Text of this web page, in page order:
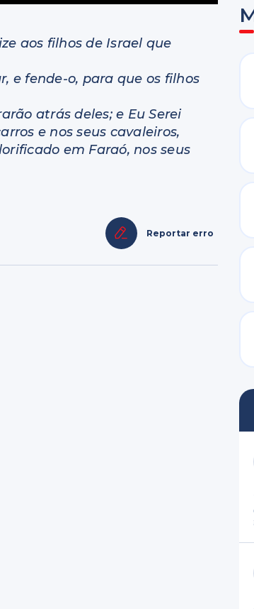
aos filhos de Israel que
e fende-o, para que os filhos
atrás deles; e Eu Serei
e nos seus cavaleiros,
em Faraó, nos seus
Reportar erro